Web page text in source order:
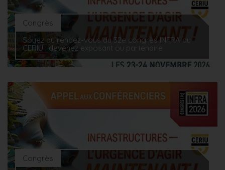
Congrès
Soyez au rendez-vous du 32e congrès INFRA du
CERIU : devenez exposant ou partenaire
Congrès